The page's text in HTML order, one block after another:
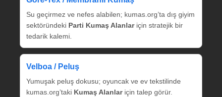
Su geçirmez ve nefes alabilen; kumas.org’ta dış giyim
sektöründeki Parti Kumaş Alanlariçin stratejik bir
tedarik kalemi.
Velboa / Peluş
Yumuşak peluş dokusu; oyuncak ve ev tekstilinde
kumas.org’taki Kumaş Alanlariçin talep görür.